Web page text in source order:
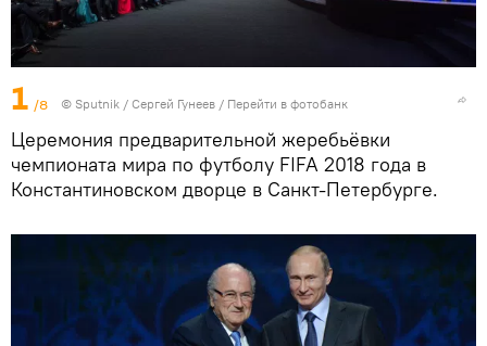
1 /8 © Sputnik / Сергей Гунеев / Перейти в фотобанк
Церемония предварительной жеребьёвки
чемпионата мира по футболу FIFA 2018 года в
Константиновском дворце в Санкт-Петербурге.